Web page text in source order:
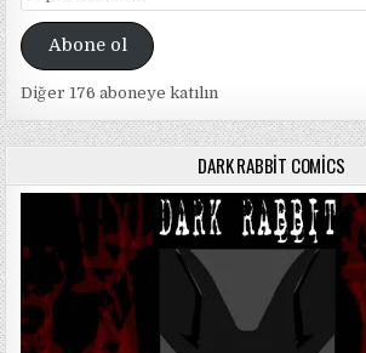
posta
AdresiAbone ol
Diğer 176 aboneye katılın
DARK RABBIT COMICS